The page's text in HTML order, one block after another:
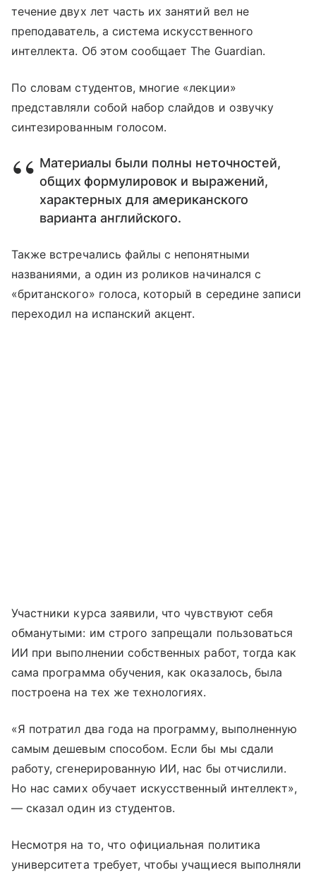
течение двух лет часть их занятий вел не
преподаватель, а система искусственного
интеллекта. Об этом сообщает The Guardian.
По словам студентов, многие «лекции»
представляли собой набор слайдов и озвучку
синтезированным голосом.
Материалы были полны неточностей,
общих формулировок и выражений,
характерных для американского
варианта английского.
Также встречались файлы с непонятными
названиями, а один из роликов начинался с
«британского» голоса, который в середине записи
переходил на испанский акцент.
Участники курса заявили, что чувствуют себя
обманутыми: им строго запрещали пользоваться
ИИ при выполнении собственных работ, тогда как
сама программа обучения, как оказалось, была
построена на тех же технологиях.
«Я потратил два года на программу, выполненную
самым дешевым способом. Если бы мы сдали
работу, сгенерированную ИИ, нас бы отчислили.
Но нас самих обучает искусственный интеллект»,
— сказал один из студентов.
Несмотря на то, что официальная политика
университета требует, чтобы учащиеся выполняли